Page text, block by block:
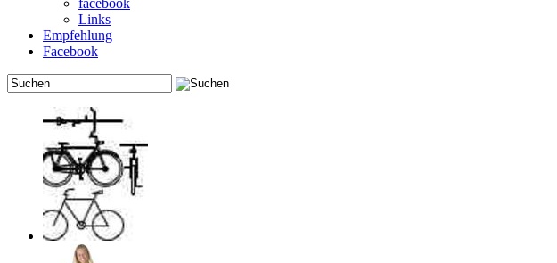
Links
Empfehlung
Facebook